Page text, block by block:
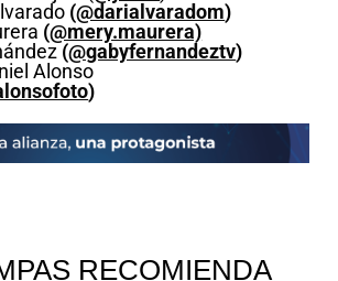
(@darialvaradom)
(@mery.maurera)
(@gabyfernandeztv)
Alonso
)
RECOMIENDA